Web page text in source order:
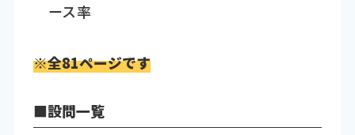
ース率
※全81ページです
■設問一覧